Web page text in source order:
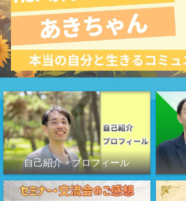
自己紹介・プロフィール